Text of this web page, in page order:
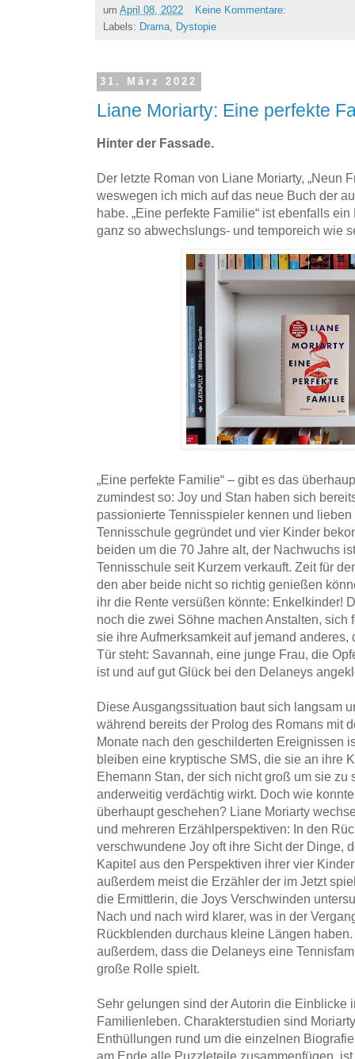
um April 08, 2022
Keine Kommentare:
Labels: Drama, Dystopie
31. März 2022
Liane Moriarty: Eine perfekte
Hinter der Fassade.
Der letzte Roman von Liane Moriarty, „Neun
weswegen ich mich auf das neue Buch der
habe. „Eine perfekte Familie“ ist ebenfalls
ganz so abwechslungs- und temporeich wie
„Eine perfekte Familie“ – gibt es das
zumindest so: Joy und Stan haben sich
passionierte Tennisspieler kennen und
Tennisschule gegründet und vier Kinder
beiden um die 70 Jahre alt, der Nachwuchs
Tennisschule seit Kurzem verkauft. Zeit für
den aber beide nicht so richtig genießen
ihr die Rente versüßen könnte: Enkelkinder!
noch die zwei Söhne machen Anstalten, sich
sie ihre Aufmerksamkeit auf jemand
Tür steht: Savannah, eine junge Frau, die
ist und auf gut Glück bei den Delaneys
Diese Ausgangssituation baut sich langsam
während bereits der Prolog des Romans mit
Monate nach den geschilderten Ereignissen
bleiben eine kryptische SMS, die sie an ihre
Ehemann Stan, der sich nicht groß um sie zu
anderweitig verdächtig wirkt. Doch wie
überhaupt geschehen? Liane Moriarty
und mehreren Erzählperspektiven: In den
verschwundene Joy oft ihre Sicht der Dinge,
Kapitel aus den Perspektiven ihrer vier
außerdem meist die Erzähler der im Jetzt
die Ermittlerin, die Joys Verschwinden
Nach und nach wird klarer, was in der
Rückblenden durchaus kleine Längen
außerdem, dass die Delaneys eine
große Rolle spielt.
Sehr gelungen sind der Autorin die Einblicke
Familienleben. Charakterstudien sind
Enthüllungen rund um die einzelnen
am Ende alle Puzzleteile zusammenfügen,